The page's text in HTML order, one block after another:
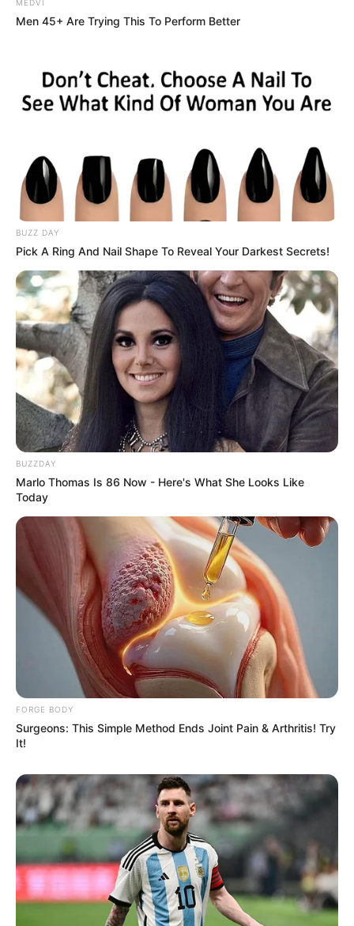
วันนี้เกณฑ์ชะตาโดดเด่นด้านการเจรจาและขอความ
ช่วยเหลือ บางท่านมีเกณฑ์ลงทุนเพิ่มเติม หรืออาจได้
พบเจอหุ้นส่วนทางการค้า งานประจำทั่วไปวุ่นวายกับ
เอกสาร ทำสัญญาบางอย่าง ความรักมีเกณฑ์พบรัก
แท้
คนวันเสาร์
ไพ่ประจำวันของท่านในวันนี้ คือ ไพ่เคราะห์กรรม
วันนี้ไม่สู้ดีนัก บางท่านล้มป่วยแบบกะทันหัน บาง
ท่านประสบอุบัติเหตุจากของมีคม การงานภาระงาน
ผูกมัดรัดตัวทำให้ไม่มีเวลาส่วนตัว ด้านการเงินก็เจอ
เคราะห์กรรม เงินที่จะเข้ามากับถูกเลื่อนออกไป
ยามมงคลความสำเร็จ ทรัพย์ ลาภยศ
ก่อเกิด
วันนี้ก่อนออกจากบ้านไปทำงาน ไป
ค้าขาย
ทิศมงคลเสริมความเฮงคือ ทิศใต้ ให้พนมมือ
อธิษฐาน ดึงดูดพลังงานด้านบวกช่วยให้ชีวิตประสบ
ความสำเร็จตลอดทั้งวัน
MEDVI
Men 45+ Are Trying This To Perform Better
BUZZ DAY
Pick A Ring And Nail Shape To Reveal Your Darkest Secrets!
BUZZDAY
Marlo Thomas Is 86 Now - Here's What She Looks Like
Today
FORGE BODY
Surgeons: This Simple Method Ends Joint Pain & Arthritis! Try
It!